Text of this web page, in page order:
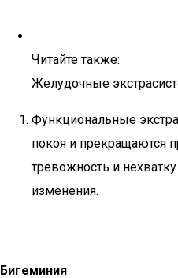
Читайте также:
Желудочные
Функциональные
покоя и прекращаются
тревожность и
изменения.
Бигеминия